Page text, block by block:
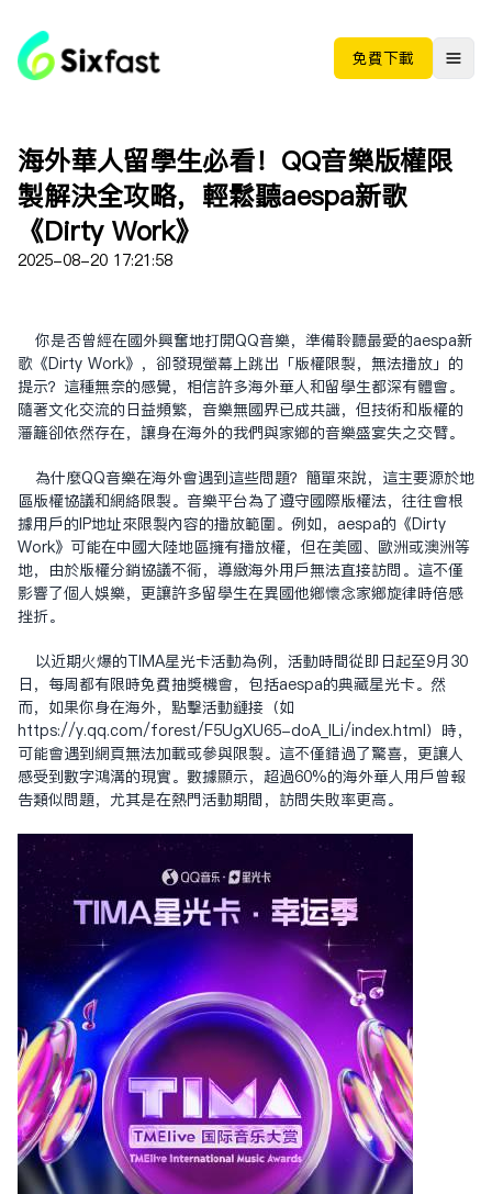
免费下载
海外華人留學生必看！QQ音樂版權限
制解決全攻略，輕鬆聽aespa新歌
《Dirty Work》
2025-08-20 17:21:58
你是否曾經在國外興奮地打開QQ音樂，準備聆聽最愛的aespa新
歌《Dirty Work》，卻發現螢幕上跳出「版權限制，無法播放」的
提示？這種無奈的感覺，相信許多海外華人和留學生都深有體會。
隨著文化交流的日益頻繁，音樂無國界已成共識，但技術和版權的
藩籬卻依然存在，讓身在海外的我們與家鄉的音樂盛宴失之交臂。
為什麼QQ音樂在海外會遇到這些問題？簡單來說，這主要源於地
區版權協議和網絡限制。音樂平台為了遵守國際版權法，往往會根
據用戶的IP地址來限制內容的播放範圍。例如，aespa的《Dirty
Work》可能在中國大陸地區擁有播放權，但在美國、歐洲或澳洲等
地，由於版權分銷協議不同，導致海外用戶無法直接訪問。這不僅
影響了個人娛樂，更讓許多留學生在異國他鄉懷念家鄉旋律時倍感
挫折。
以近期火爆的TIMA星光卡活動為例，活動時間從即日起至9月30
日，每周都有限時免費抽獎機會，包括aespa的典藏星光卡。然
而，如果你身在海外，點擊活動鏈接（如
https://y.qq.com/forest/F5UgXU65-doA_ILi/index.html）時，
可能會遇到網頁無法加載或參與限制。這不僅錯過了驚喜，更讓人
感受到數字鴻溝的現實。數據顯示，超過60%的海外華人用戶曾報
告類似問題，尤其是在熱門活動期間，訪問失敗率更高。